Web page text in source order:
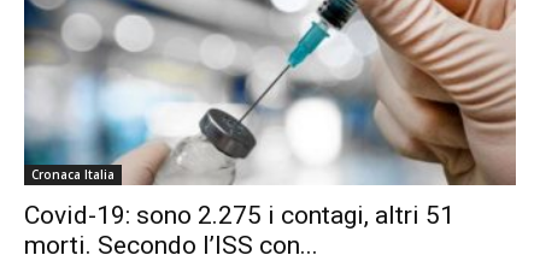
Cronaca Italia
Covid-19: sono 2.275 i contagi, altri 51
morti. Secondo l’ISS con...